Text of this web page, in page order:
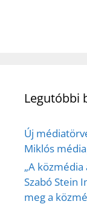
Legutóbbi
Új
Miklós
„A
Szabó Stein
meg a